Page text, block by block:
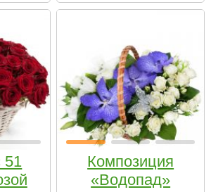
51
Композиция
«Водопад»